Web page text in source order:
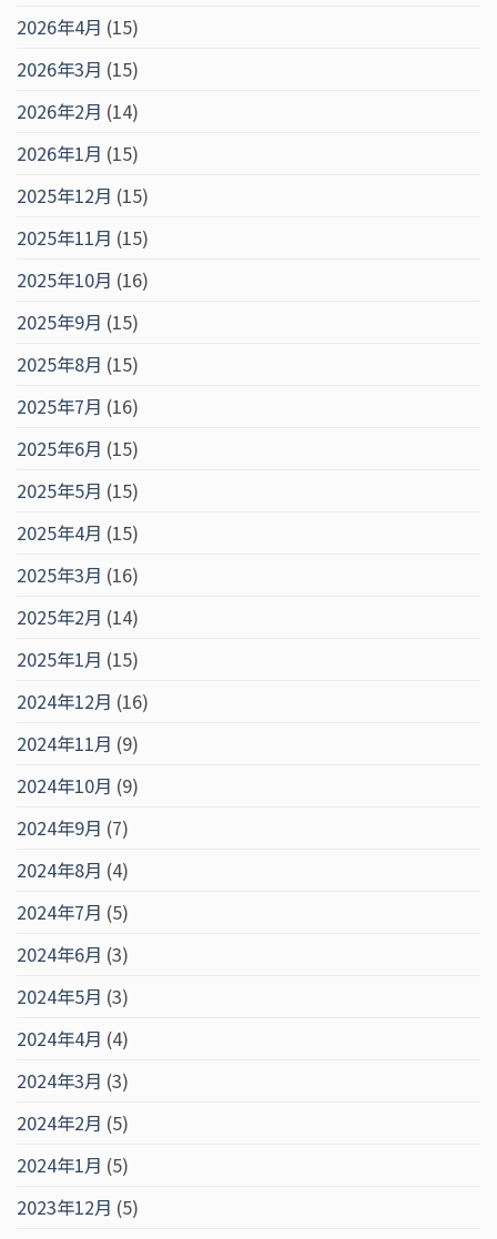
2026年4月 (15)
2026年3月 (15)
2026年2月 (14)
2026年1月 (15)
2025年12月 (15)
2025年11月 (15)
2025年10月 (16)
2025年9月 (15)
2025年8月 (15)
2025年7月 (16)
2025年6月 (15)
2025年5月 (15)
2025年4月 (15)
2025年3月 (16)
2025年2月 (14)
2025年1月 (15)
2024年12月 (16)
2024年11月 (9)
2024年10月 (9)
2024年9月 (7)
2024年8月 (4)
2024年7月 (5)
2024年6月 (3)
2024年5月 (3)
2024年4月 (4)
2024年3月 (3)
2024年2月 (5)
2024年1月 (5)
2023年12月 (5)